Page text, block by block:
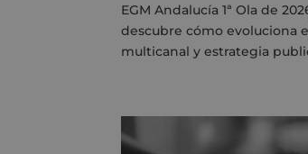
EGM Andalucía 1ª Ola de
descubre cómo evoluciona
multicanal y estrategia